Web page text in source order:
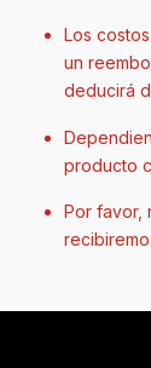
Los
un
deducirá
producto
Por favor,